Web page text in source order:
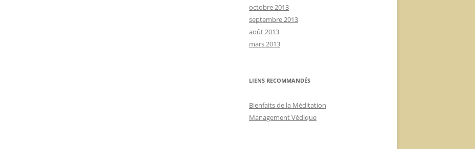
octobre 2013
septembre 2013
août 2013
mars 2013
LIENS RECOMMANDÉS
Bienfaits de la Méditation
Management Védique